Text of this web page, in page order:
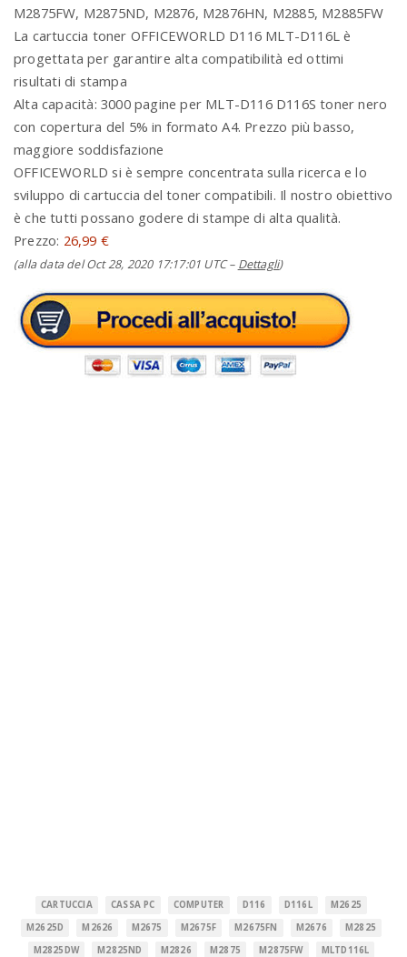
M2875FW, M2875ND, M2876, M2876HN, M2885, M2885FW
La cartuccia toner OFFICEWORLD D116 MLT-D116L è
progettata per garantire alta compatibilità ed ottimi
risultati di stampa
Alta capacità: 3000 pagine per MLT-D116 D116S toner nero
con copertura del 5% in formato A4. Prezzo più basso,
maggiore soddisfazione
OFFICEWORLD si è sempre concentrata sulla ricerca e lo
sviluppo di cartuccia del toner compatibili. Il nostro obiettivo
è che tutti possano godere di stampe di alta qualità.
Prezzo: 26,99 €
(alla data del Oct 28, 2020 17:17:01 UTC – Dettagli)
CARTUCCIA CASSA PC COMPUTER D116 D116L
M2625
M2625D
M2626 M2675 M2675F M2675FN M2676
M2825
M2825DW
M2825ND M2826 M2875 M2875FW
MLTD116L